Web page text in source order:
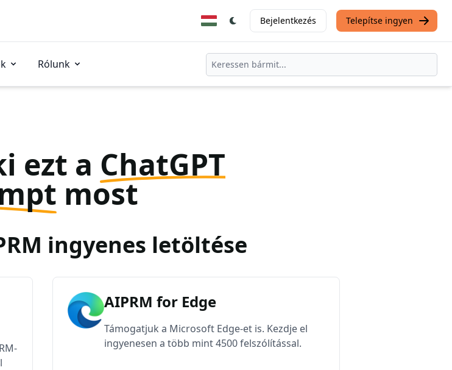
Bejelentkezés Telepítse ingyen
Rólunk
ezt a ChatGPT
most
ingyenes letöltése
AIPRM for Edge
Támogatjuk a Microsoft Edge-et is. Kezdje el
ingyenesen a több mint 4500 felszólítással.